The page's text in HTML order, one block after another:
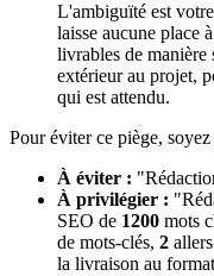
L'ambiguïté est
laisse aucune place
livrables de
extérieur au projet,
qui est attendu.
Pour éviter ce piège,
À éviter :
À privilégier :
SEO de 1200 mots
de mots-clés, 2
la livraison au